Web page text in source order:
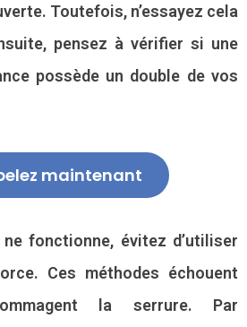
Toutefois, n’essayez cela
pensez à vérifier si une
possède un double de vos
maintenant
fonctionne, évitez d’utiliser
Ces méthodes échouent
la serrure. Par